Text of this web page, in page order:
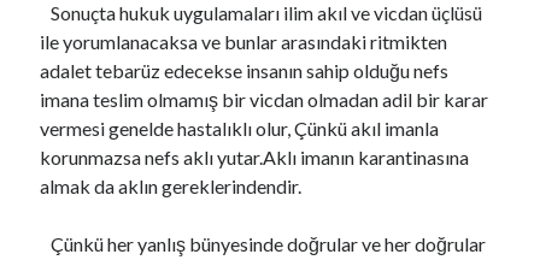
ÇOK GEÇ KALDIK AZİZİM ÇOK..için bintaro88 daftar
VARLIĞIN HAKİKATI..!için Https://Www.Mafiascum.Net
Sonuçta hukuk uygulamaları ilim akıl ve vicdan üçlüsü
ile yorumlanacaksa ve bunlar arasındaki ritmikten
adalet tebarüz edecekse insanın sahip olduğu nefs
imana teslim olmamış bir vicdan olmadan adil bir karar
vermesi genelde hastalıklı olur, Çünkü akıl imanla
korunmazsa nefs aklı yutar.Aklı imanın karantinasına
almak da aklın gereklerindendir.
Çünkü her yanlış bünyesinde doğrular ve her doğrular